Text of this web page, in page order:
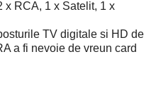
x RCA, 1 x Satelit, 1 x
TV digitale si HD de
a fi nevoie de vreun card